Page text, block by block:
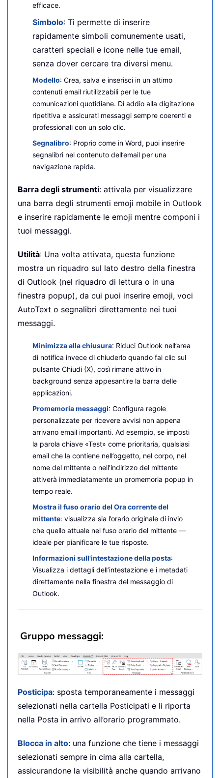
efficace.
Simbolo: Ti permette di inserire
rapidamente simboli comunemente usati,
caratteri speciali e icone nelle tue email,
senza dover cercare tra diversi menu.
Modello: Crea, salva e inserisci in un attimo
contenuti email riutilizzabili per le tue
comunicazioni quotidiane. Dì addio alla digitazione
ripetitiva e assicurati messaggi sempre coerenti e
professionali con un solo clic.
Segnalibro: Proprio come in Word, puoi inserire
segnalibri nel contenuto dell’email per una
navigazione rapida.
Barra degli strumenti: attivala per visualizzare
una barra degli strumenti emoji mobile in Outlook
e inserire rapidamente le emoji mentre componi i
tuoi messaggi.
Utilità: Una volta attivata, questa funzione
mostra un riquadro sul lato destro della finestra
di Outlook (nel riquadro di lettura o in una
finestra popup), da cui puoi inserire emoji, voci
AutoText o segnalibri direttamente nei tuoi
messaggi.
Minimizza alla chiusura: Riduci Outlook nell’area
di notifica invece di chiuderlo quando fai clic sul
pulsante Chiudi (X), così rimane attivo in
background senza appesantire la barra delle
applicazioni.
Promemoria messaggi: Configura regole
personalizzate per ricevere avvisi non appena
arrivano email importanti. Ad esempio, se imposti
la parola chiave «Test» come prioritaria, qualsiasi
email che la contiene nell’oggetto, nel corpo, nel
nome del mittente o nell’indirizzo del mittente
attiverà immediatamente un promemoria popup in
tempo reale.
Mostra il fuso orario del Ora corrente del
mittente: visualizza sia l’orario originale di invio
che quello attuale nel fuso orario del mittente —
ideale per pianificare le tue risposte.
Informazioni sull'intestazione della posta:
Visualizza i dettagli dell’intestazione e i metadati
direttamente nella finestra del messaggio di
Outlook.
Gruppo messaggi:
Posticipa: sposta temporaneamente i messaggi
selezionati nella cartella Posticipati e li riporta
nella Posta in arrivo all’orario programmato.
Blocca in alto: una funzione che tiene i messaggi
selezionati sempre in cima alla cartella,
assicurandone la visibilità anche quando arrivano